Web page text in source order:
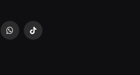
WhatsAppTikTok